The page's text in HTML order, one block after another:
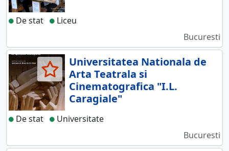
De stat
Liceu
Bucuresti
Universitatea Nationala de
Arta Teatrala si
Cinematografica "I.L.
Caragiale"
De stat
Universitate
Bucuresti